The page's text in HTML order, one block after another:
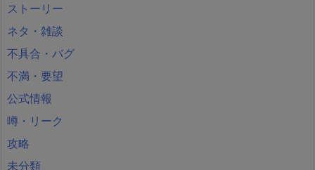
ストーリー
ネタ・雑談
不具合・バグ
不満・要望
公式情報
噂・リーク
攻略
未分類